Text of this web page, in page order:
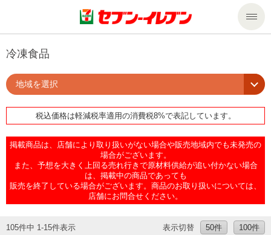
商品のご案内
商品のご案内トップ
今週の新商品
商品カテゴリ一覧
セール・キャンペーン
サービス
nanacoトップ
企業情報トップ
ニュースリリース
私たちの取組み
サステナビリティ
冷凍食品
地域を選択
税込価格は軽減税率適用の消費税8%で表記しています。
掲載商品は、店舗により取り扱いがない場合や販売地域内でも未発売の
場合がございます。
また、予想を大きく上回る売れ行きで原材料供給が追い付かない場合
は、掲載中の商品であっても
販売を終了している場合がございます。商品のお取り扱いについては、
店舗にお問合せください。
105件中 1-15件表示 表示切替 50件 100件